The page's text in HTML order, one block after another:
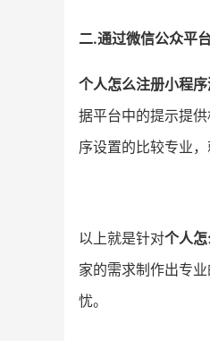
二.通过微信公众平
个人怎么注册小程
据平台中的提示提
序设置的比较专业
以上就是针对个人
家的需求制作出专
忧。